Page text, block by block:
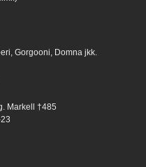
Gorgooni, Domna jkk.
Markell †485